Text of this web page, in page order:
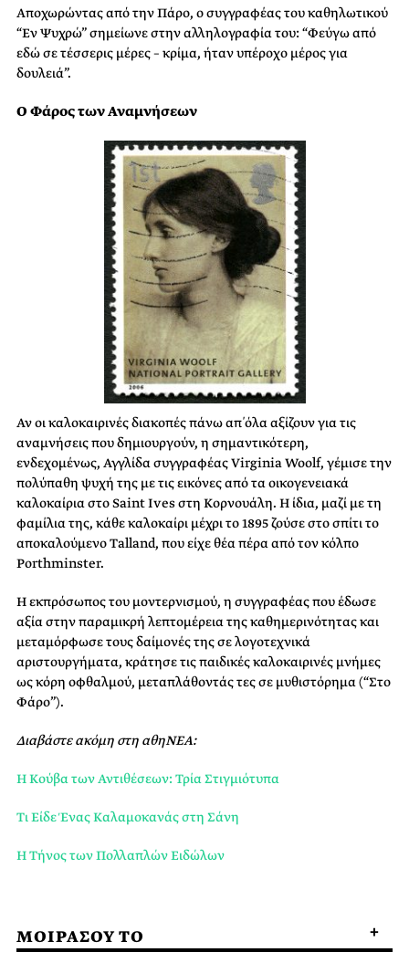
Αποχωρώντας από την Πάρο, ο συγγραφέας του καθηλωτικού
“Εν Ψυχρώ” σημείωνε στην αλληλογραφία του: “Φεύγω από
εδώ σε τέσσερις μέρες – κρίμα, ήταν υπέροχο μέρος για
δουλειά”.
Ο Φάρος των Αναμνήσεων
Αν οι καλοκαιρινές διακοπές πάνω απ΄ όλα αξίζουν για τις
αναμνήσεις που δημιουργούν, η σημαντικότερη,
ενδεχομένως, Αγγλίδα συγγραφέας Virginia Woolf, γέμισε την
πολύπαθη ψυχή της με τις εικόνες από τα οικογενειακά
καλοκαίρια στο Saint Ives στη Κορνουάλη. Η ίδια, μαζί με τη
φαμίλια της, κάθε καλοκαίρι μέχρι το 1895 ζούσε στο σπίτι το
αποκαλούμενο Talland, που είχε θέα πέρα από τον κόλπο
Porthminster.
Η εκπρόσωπος του μοντερνισμού, η συγγραφέας που έδωσε
αξία στην παραμικρή λεπτομέρεια της καθημερινότητας και
μεταμόρφωσε τους δαίμονές της σε λογοτεχνικά
αριστουργήματα, κράτησε τις παιδικές καλοκαιρινές μνήμες
ως κόρη οφθαλμού, μεταπλάθοντάς τες σε μυθιστόρημα (“Στο
Φάρο”).
Διαβάστε ακόμη στη αθηΝΕΑ:
Η Κούβα των Αντιθέσεων: Τρία Στιγμιότυπα
Τι Είδε Ένας Καλαμοκανάς στη Σάνη
Η Τήνος των Πολλαπλών Ειδώλων
ΜΟΙΡΑΣΟΥ ΤΟ